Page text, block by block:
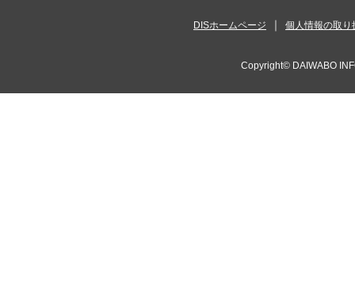
DISホームページ 個人情報の取り
Copyright© DAIWABO